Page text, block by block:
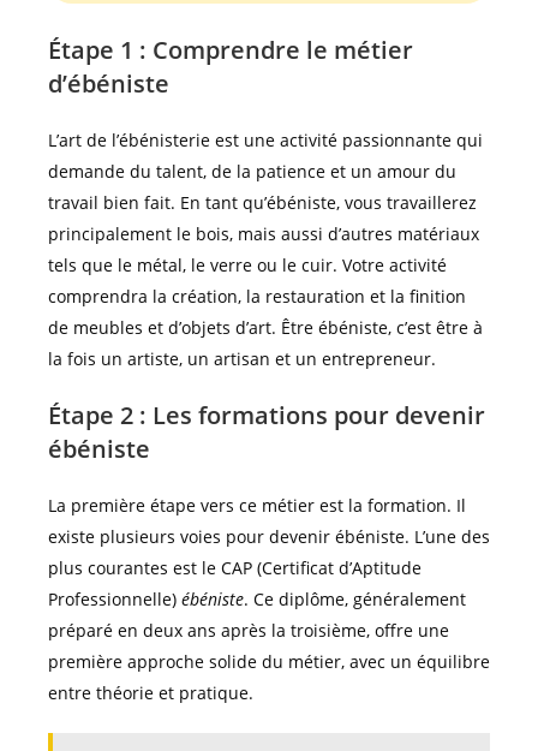
Étape 1 : Comprendre le métier
d’ébéniste
L’art de l’ébénisterie est une activité passionnante qui
demande du talent, de la patience et un amour du
travail bien fait. En tant qu’ébéniste, vous travaillerez
principalement le bois, mais aussi d’autres matériaux
tels que le métal, le verre ou le cuir. Votre activité
comprendra la création, la restauration et la finition
de meubles et d’objets d’art. Être ébéniste, c’est être à
la fois un artiste, un artisan et un entrepreneur.
Étape 2 : Les formations pour devenir
ébéniste
La première étape vers ce métier est la formation. Il
existe plusieurs voies pour devenir ébéniste. L’une des
plus courantes est le CAP (Certificat d’Aptitude
Professionnelle) ébéniste. Ce diplôme, généralement
préparé en deux ans après la troisième, offre une
première approche solide du métier, avec un équilibre
entre théorie et pratique.